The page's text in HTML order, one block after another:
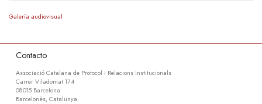
Galería audiovisual
Contacto
Associació Catalana de Protocol i Relacions Institucionals
Carrer Viladomat 174
08015 Barcelona
Barcelonès, Catalunya